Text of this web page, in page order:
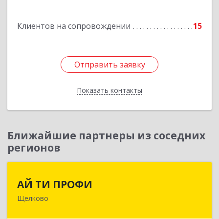
Клиентов на сопровождении 15
Отправить заявку
Показать контакты
Отправить заявку
Назад
Ближайшие партнеры из соседних
регионов
АЙ ТИ ПРОФИ
Щелково